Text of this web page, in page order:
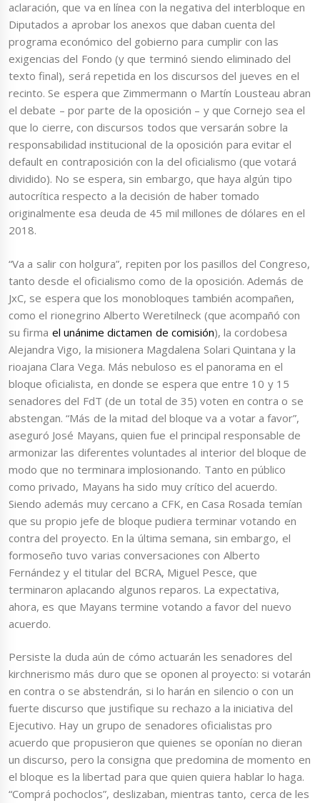
aclaración, que va en línea con la negativa del interbloque en
Diputados a aprobar los anexos que daban cuenta del
programa económico del gobierno para cumplir con las
exigencias del Fondo (y que terminó siendo eliminado del
texto final), será repetida en los discursos del jueves en el
recinto. Se espera que Zimmermann o Martín Lousteau abran
el debate – por parte de la oposición – y que Cornejo sea el
que lo cierre, con discursos todos que versarán sobre la
responsabilidad institucional de la oposición para evitar el
default en contraposición con la del oficialismo (que votará
dividido). No se espera, sin embargo, que haya algún tipo
autocrítica respecto a la decisión de haber tomado
originalmente esa deuda de 45 mil millones de dólares en el
2018.
“Va a salir con holgura”, repiten por los pasillos del Congreso,
tanto desde el oficialismo como de la oposición. Además de
JxC, se espera que los monobloques también acompañen,
como el rionegrino Alberto Weretilneck (que acompañó con
su firma el unánime dictamen de comisión), la cordobesa
Alejandra Vigo, la misionera Magdalena Solari Quintana y la
rioajana Clara Vega. Más nebuloso es el panorama en el
bloque oficialista, en donde se espera que entre 10 y 15
senadores del FdT (de un total de 35) voten en contra o se
abstengan. “Más de la mitad del bloque va a votar a favor”,
aseguró José Mayans, quien fue el principal responsable de
armonizar las diferentes voluntades al interior del bloque de
modo que no terminara implosionando. Tanto en público
como privado, Mayans ha sido muy crítico del acuerdo.
Siendo además muy cercano a CFK, en Casa Rosada temían
que su propio jefe de bloque pudiera terminar votando en
contra del proyecto. En la última semana, sin embargo, el
formoseño tuvo varias conversaciones con Alberto
Fernández y el titular del BCRA, Miguel Pesce, que
terminaron aplacando algunos reparos. La expectativa,
ahora, es que Mayans termine votando a favor del nuevo
acuerdo.
Persiste la duda aún de cómo actuarán les senadores del
kirchnerismo más duro que se oponen al proyecto: si votarán
en contra o se abstendrán, si lo harán en silencio o con un
fuerte discurso que justifique su rechazo a la iniciativa del
Ejecutivo. Hay un grupo de senadores oficialistas pro
acuerdo que propusieron que quienes se oponían no dieran
un discurso, pero la consigna que predomina de momento en
el bloque es la libertad para que quien quiera hablar lo haga.
“Comprá pochoclos”, deslizaban, mientras tanto, cerca de les